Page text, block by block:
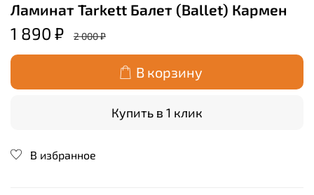
Ламинат Tarkett Балет (Ballet) Кармен
1 890 ₽ 2 000 ₽
В корзину
Купить в 1 клик
В избранное